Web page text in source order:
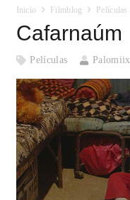
Inicio Filmblog Películas
Cafarnaúm
Películas Palomiix